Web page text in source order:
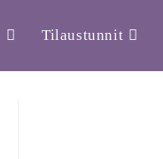
Tilaustunnit